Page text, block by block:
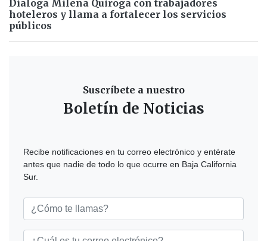
Dialoga Milena Quiroga con trabajadores
hoteleros y llama a fortalecer los servicios
públicos
Suscríbete a nuestro
Boletín de Noticias
Recibe notificaciones en tu correo electrónico y entérate
antes que nadie de todo lo que ocurre en Baja California
Sur.